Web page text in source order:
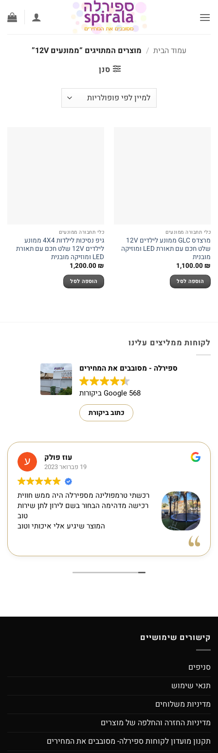
לתוכן
עמוד הבית / מוצרים המתויגים “ממונעים 12V”
סנן
כלי תחבורה ממונעים
מרצדס GLC ממונע לילדים 12V
שלט חכם עם תאורת LED ומוזיקה
מובנית
1,100.00₪
הוספה לסל
כלי תחבורה ממונעים
גיפ נסיכות לילדות 4X4 ממונע
לילדים 12V שלט חכם עם תאורת
LED ומוזיקה מובנית
1,200.00₪
הוספה לסל
לקוחות ממליצים עלינו
ספירלה - מסובבים את המחירים
568 Google ביקורות
כתוב ביקורת
עוז פולק
19 פברואר 2023
רכשתי טרמפולינה מספירלה היה ממש חווית
רכישה מדהימה הבחור בשם לירון לתן שירות
טוב
המוצר שיגיע אלי איכותי וטוב
קישורים שימושיים
סניפים
תנאי שימוש
מדיניות משלוחים
מדיניות החזרה והחלפה של מוצרים
תקנון מועדון לקוחות ספירלה- מסובבים את המחירים